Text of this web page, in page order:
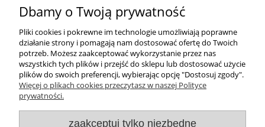
Nie znaleziono produktów spełniających podane kryteria.
Dbamy o Twoją prywatność
Pliki cookies i pokrewne im technologie umożliwiają poprawne
działanie strony i pomagają nam dostosować ofertę do Twoich
potrzeb. Możesz zaakceptować wykorzystanie przez nas
wszystkich tych plików i przejść do sklepu lub dostosować użycie
plików do swoich preferencji, wybierając opcję "Dostosuj zgody".
Więcej o plikach cookies przeczytasz w naszej Polityce
prywatności.
zaakceptuj tylko niezbędne